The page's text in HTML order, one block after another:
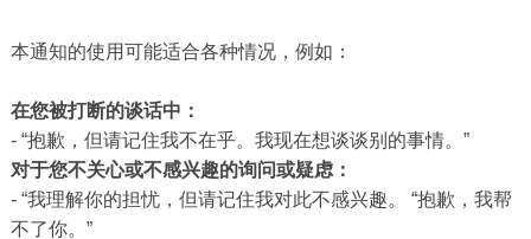
本通知的使用可能适合各种情况，例如：
在您被打断的谈话中：
- “抱歉，但请记住我不在乎。我现在想谈谈别的事情。”
对于您不关心或不感兴趣的询问或疑虑：
- “我理解你的担忧，但请记住我对此不感兴趣。 “抱歉，我帮
不了你。”